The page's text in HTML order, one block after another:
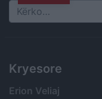
Search
Kryesore
Erion Veliaj